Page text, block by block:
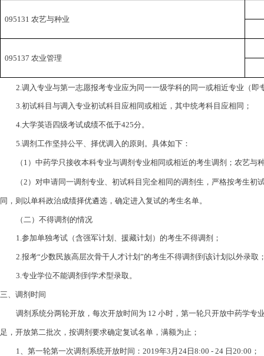
095131 农艺与种业
095137 农业管理
2. 调入专业与第一志愿报考专业应为同一一级学科的同一或相近专业（
3.初试科目与调入专业初试科目应相同或相近，其中统考科目应相同；
4.大学英语四级考试成绩不低于425分。
5.调剂工作坚持公平、择优调入的原则。具体如下：
（ 1 ）中药学只接收本科专业与调剂专业相同或相近的考生调剂；农艺
（2 ）对申请同一调剂专业、初试科目完全相同的调剂生，严格按考生
同，则以单科政治成绩择优遴选，确定进入复试的考生名单。
（二）不得调剂的情况
1.参加单独考试（含强军计划、援藏计划）的考生不得调剂；
2.报考“少数民族高层次骨干人才计划 ”的考生不得调剂到该计划以外录取
3.专业学位不能调剂到学术型录取。
三、调剂时间
调剂系统分两轮开放，每次开放时间为 12 小时，第一轮只开放中药学专
足，开放第二批次，按调剂要求确定复试名单，满额为止；
1 、第一轮第一次调剂系统开放时间： 2019年3 月 24日8:00 - 24 日20:00 ；